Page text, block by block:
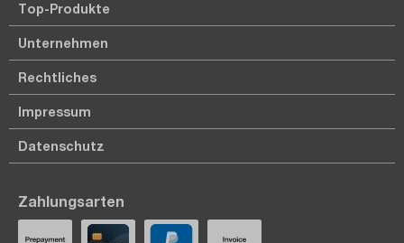
Top-Produkte
Unternehmen
Rechtliches
Impressum
Datenschutz
Zahlungsarten